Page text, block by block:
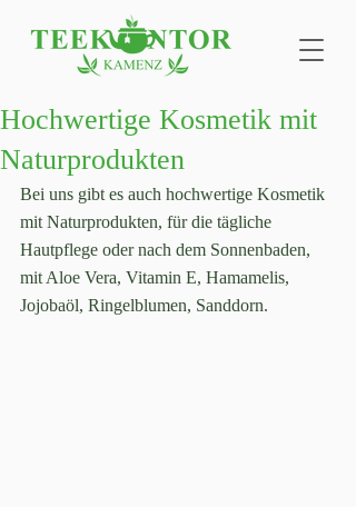
Hochwertige Kosmetik mit
Naturprodukten
Bei uns gibt es auch hochwertige Kosmetik
mit Naturprodukten, für die tägliche
Hautpflege oder nach dem Sonnenbaden,
mit Aloe Vera, Vitamin E, Hamamelis,
Jojobaöl, Ringelblumen, Sanddorn.